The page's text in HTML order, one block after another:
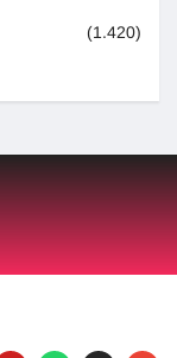
(1.420)